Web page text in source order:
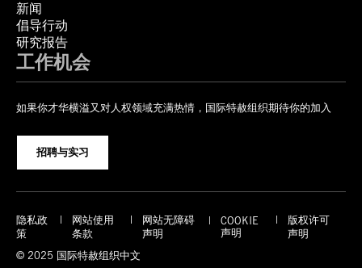
新闻
倡导行动
研究报告
工作机会
如果你才华横溢又对人权领域充满热情，国际特赦组织期待你的加入
招聘与实习
隐私政
策
网站使用
条款
网站无障碍
声明
COOKIE
声明
版权许可
声明
© 2025 国际特赦组织中文